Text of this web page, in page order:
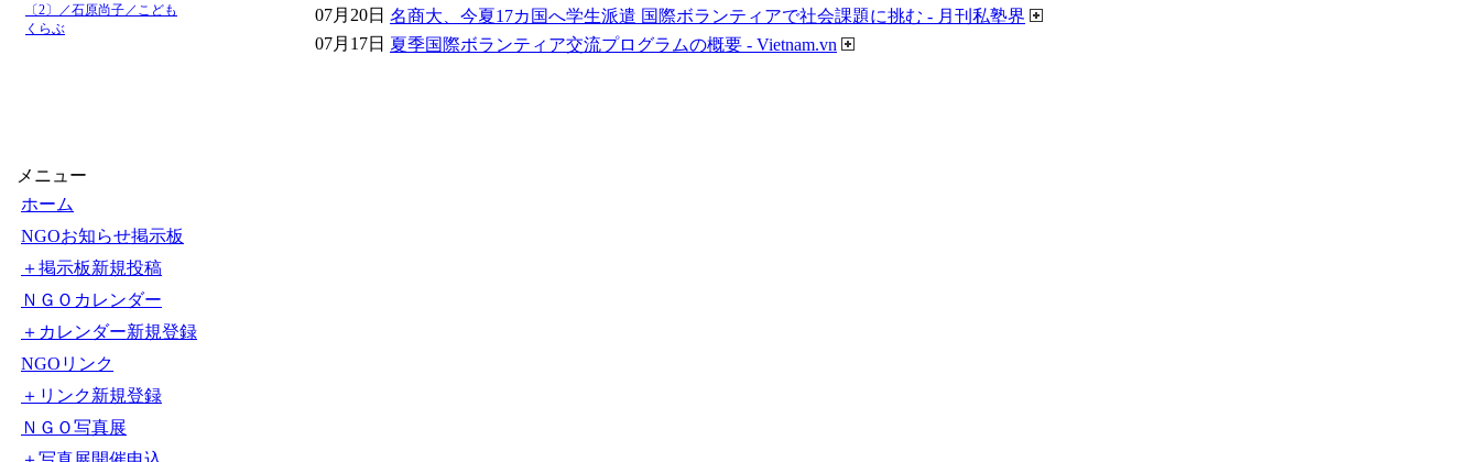
〔2〕／石原尚子／こども
くらぶ
メニュー
ホーム
NGOお知らせ掲示板
＋掲示板新規投稿
ＮＧＯカレンダー
＋カレンダー新規登録
NGOリンク
＋リンク新規登録
ＮＧＯ写真展
07月20日 名商大、今夏17カ国へ学生派遣 国際ボランティアで社会課題に挑む - 月刊私塾界
07月17日 夏季国際ボランティア交流プログラムの概要 - Vietnam.vn